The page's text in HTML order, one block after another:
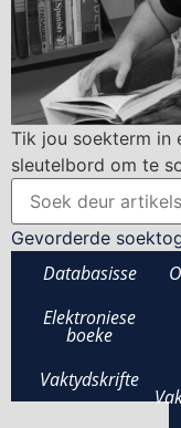
Tik jou soekterm in
sleutelbord om te
Gevorderde
Databasisse
Elektroniese
boeke
Vaktydskrifte